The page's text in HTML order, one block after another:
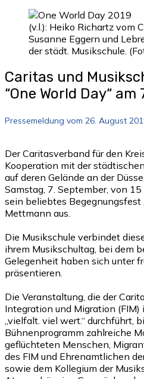
(v.l.): Heiko Richartz vom
Susanne Eggern und
der städt. Musikschule.
Caritas und
“One World Day“
Pressemeldung vom 26. August
Der Caritasverband für den
Kooperation mit der
auf deren Gelände an der
Samstag, 7. September, von
sein beliebtes Begegnungsfest
Mettmann aus.
Die Musikschule verbindet
ihrem Musikschultag, bei dem
Gelegenheit haben sich unter
präsentieren.
Die Veranstaltung, die der
Integration und Migration (FIM)
„vielfalt. viel wert.“ durchführt,
Bühnenprogramm zahlreiche
geflüchteten Menschen,
des FIM und Ehrenamtlichen
sowie dem Kollegium der